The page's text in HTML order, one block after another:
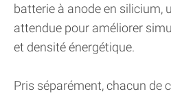
batterie à anode en silicium,
attendue pour améliorer
et densité énergétique.
Pris séparément, chacun de